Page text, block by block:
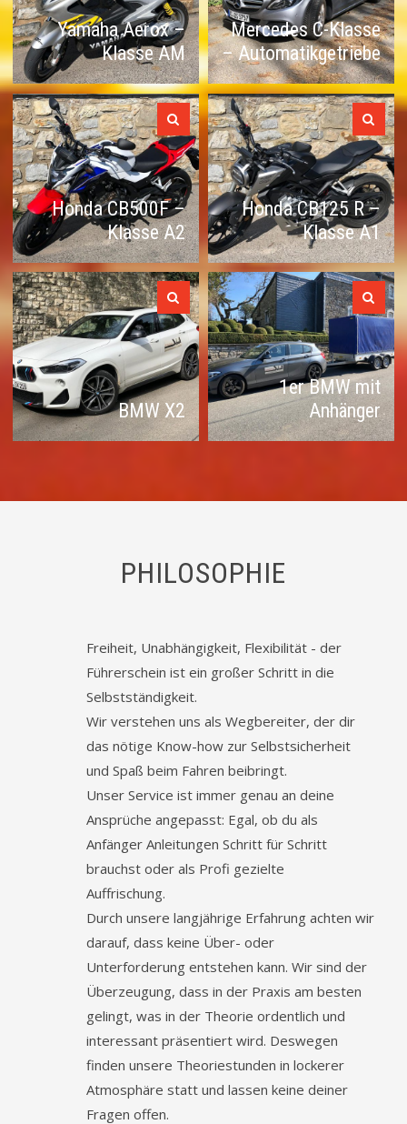
Yamaha Aerox –
Klasse AM
Mercedes C-Klasse
– Automatikgetriebe
Honda CB500F –
Klasse A2
Honda CB125 R –
Klasse A1
BMW X2
1er BMW mit
Anhänger
PHILOSOPHIE
Freiheit, Unabhängigkeit, Flexibilität - der
Führerschein ist ein großer Schritt in die
Selbstständigkeit.
Wir verstehen uns als Wegbereiter, der dir
das nötige Know-how zur Selbstsicherheit
und Spaß beim Fahren beibringt.
Unser Service ist immer genau an deine
Ansprüche angepasst: Egal, ob du als
Anfänger Anleitungen Schritt für Schritt
brauchst oder als Profi gezielte
Auffrischung.
Durch unsere langjährige Erfahrung achten wir
darauf, dass keine Über- oder
Unterforderung entstehen kann. Wir sind der
Überzeugung, dass in der Praxis am besten
gelingt, was in der Theorie ordentlich und
interessant präsentiert wird. Deswegen
finden unsere Theoriestunden in lockerer
Atmosphäre statt und lassen keine deiner
Fragen offen.